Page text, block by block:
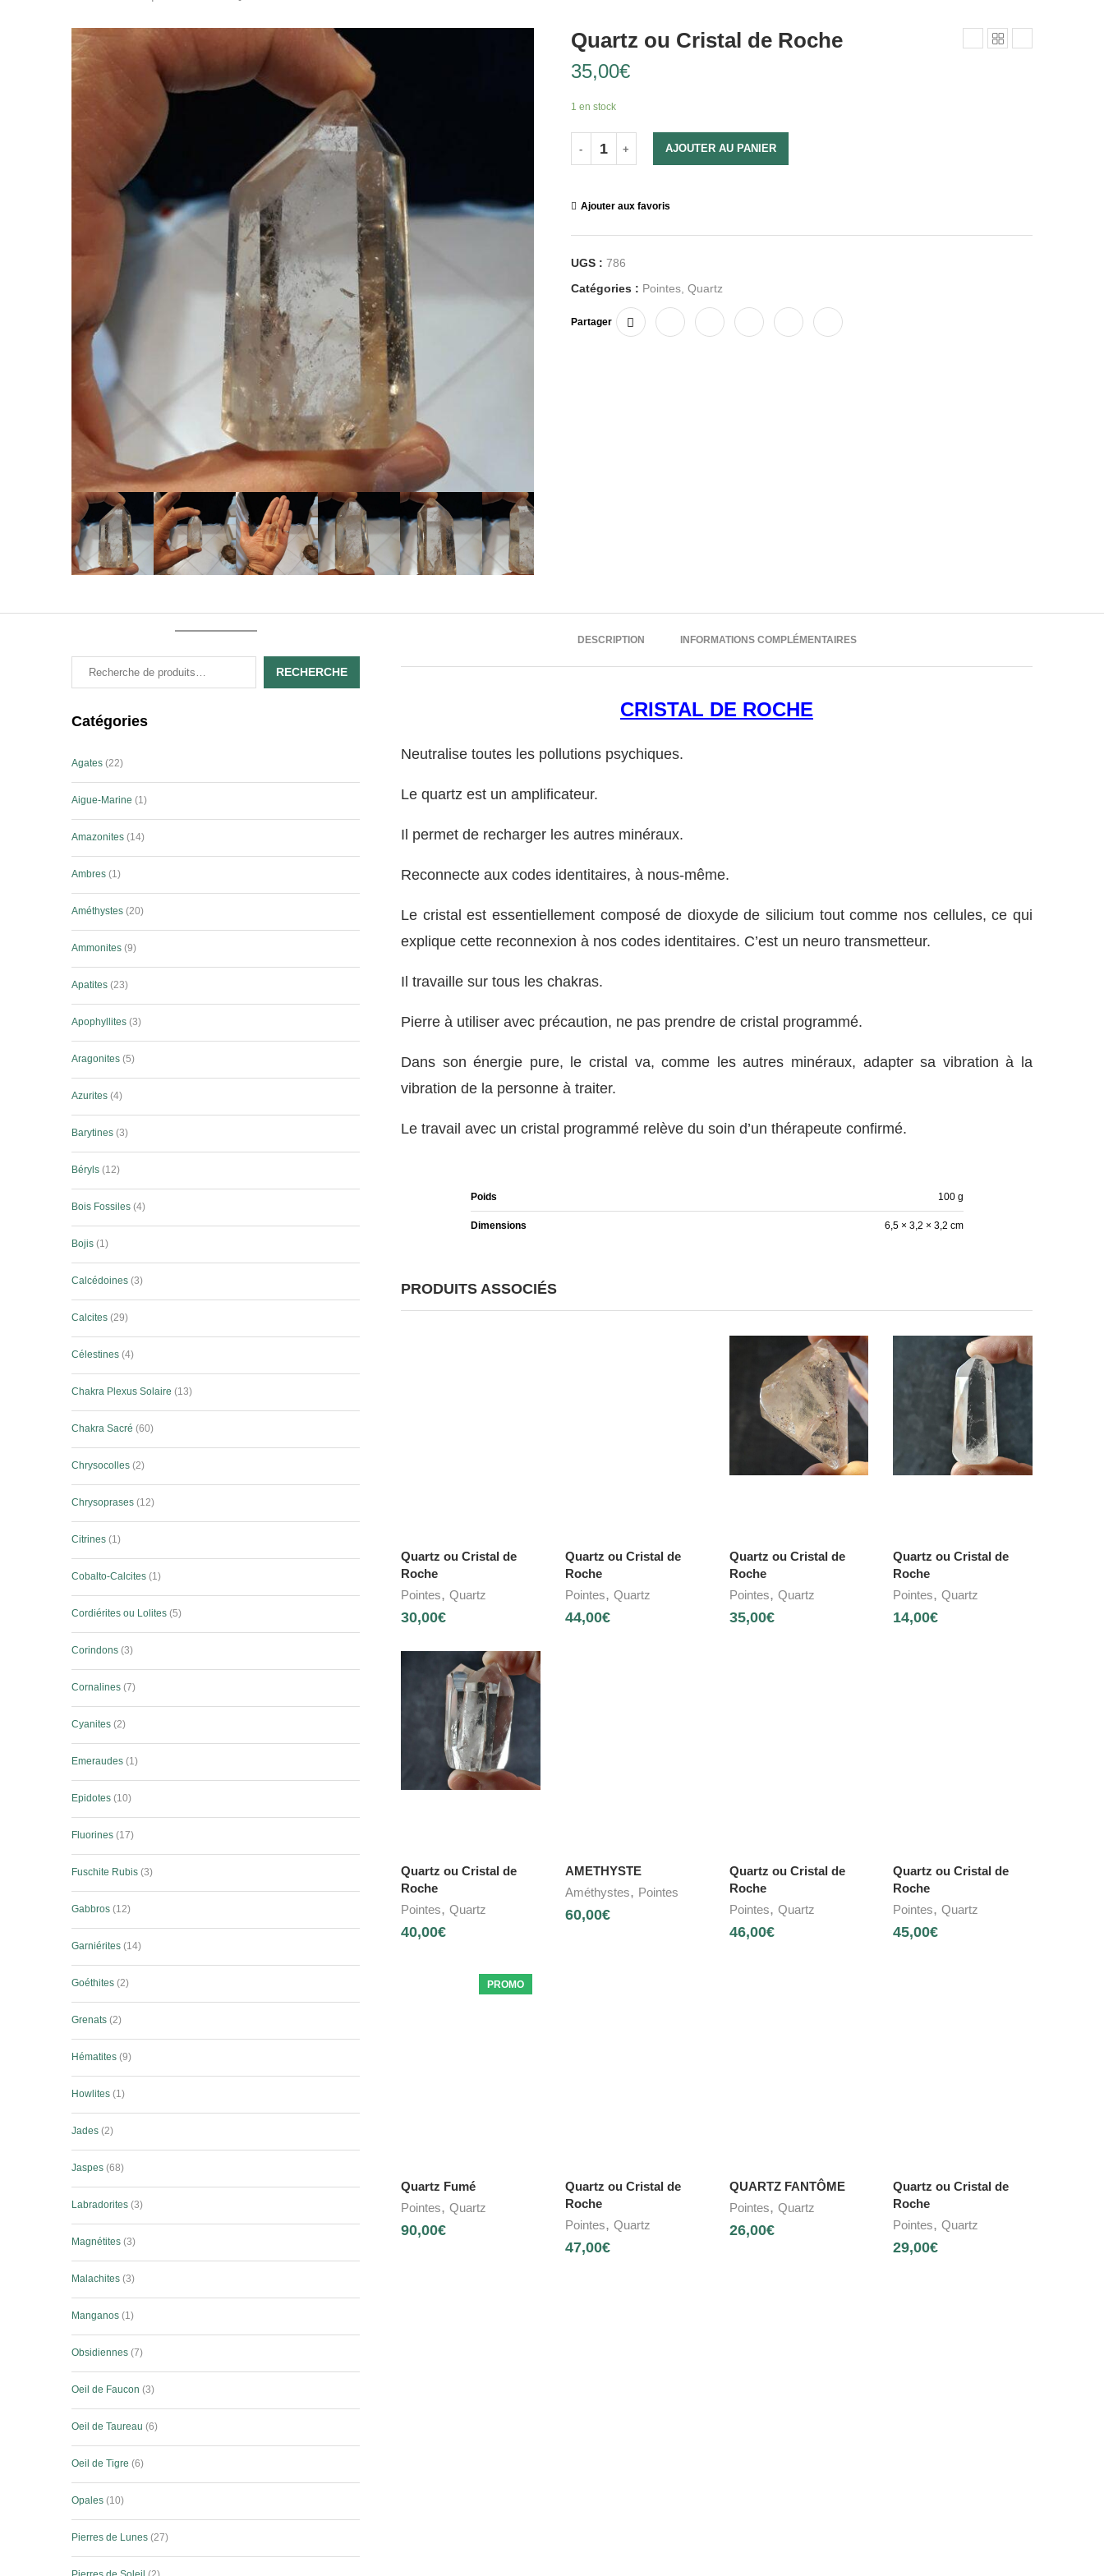
Quartz ou Cristal de Roche
35,00€
1 en stock
AJOUTER AU PANIER
Ajouter aux favoris
UGS : 786
Catégories : Pointes, Quartz
Partager
DESCRIPTION INFORMATIONS COMPLÉMENTAIRES
CRISTAL DE ROCHE
Neutralise toutes les pollutions psychiques.
Le quartz est un amplificateur.
Il permet de recharger les autres minéraux.
Reconnecte aux codes identitaires, à nous-même.
Le cristal est essentiellement composé de dioxyde de silicium tout comme nos cellules, ce qui
explique cette reconnexion à nos codes identitaires. C’est un neuro transmetteur.
Il travaille sur tous les chakras.
Pierre à utiliser avec précaution, ne pas prendre de cristal programmé.
Dans son énergie pure, le cristal va, comme les autres minéraux, adapter sa vibration à la
vibration de la personne à traiter.
Le travail avec un cristal programmé relève du soin d’un thérapeute confirmé.
Poids 100 g
Dimensions 6,5 × 3,2 × 3,2 cm
PRODUITS ASSOCIÉS
Quartz ou Cristal de
Roche
Pointes, Quartz
30,00€
Quartz ou Cristal de
Roche
Pointes, Quartz
44,00€
Quartz ou Cristal de
Roche
Pointes, Quartz
35,00€
Quartz ou Cristal de
Roche
Pointes,Quartz
14,00€
Quartz ou Cristal de
Roche
Pointes, Quartz
40,00€
AMETHYSTE
Améthystes, Pointes
60,00€
Quartz ou Cristal de
Roche
Pointes, Quartz
46,00€
Quartz ou Cristal de
Roche
Pointes,Quartz
45,00€
PROMO
Quartz Fumé
Pointes, Quartz
90,00€
Quartz ou Cristal de
Roche
Pointes, Quartz
47,00€
QUARTZ FANTÔME
Pointes, Quartz
26,00€
Quartz ou Cristal de
Roche
Pointes,Quartz
29,00€
RECHERCHE
Catégories
Agates 22
Aigue-Marine 1
Amazonites 14
Ambres 1
Améthystes 20
Ammonites 9
Apatites 23
Apophyllites 3
Aragonites 5
Azurites 4
Barytines 3
Béryls 12
Bois Fossiles 4
Bojis 1
Calcédoines 3
Calcites 29
Célestines 4
Chakra Plexus Solaire 13
Chakra Sacré 60
Chrysocolles 2
Chrysoprases 12
Citrines 1
Cobalto-Calcites 1
Cordiérites ou Lolites 5
Corindons 3
Cornalines 7
Cyanites 2
Emeraudes 1
Epidotes 10
Fluorines 17
Fuschite Rubis 3
Gabbros 12
Garniérites 14
Goéthites 2
Grenats 2
Hématites 9
Howlites 1
Jades 2
Jaspes 68
Labradorites 3
Magnétites 3
Malachites 3
Manganos 1
Obsidiennes 7
Oeil de Faucon 3
Oeil de Taureau 6
Oeil de Tigre 6
Opales 10
Pierres de Lunes 27